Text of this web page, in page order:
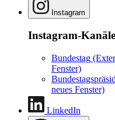
Instagram
Instagram-Kanäle
Bundestag
Fenster)
neues Fenster)
LinkedIn